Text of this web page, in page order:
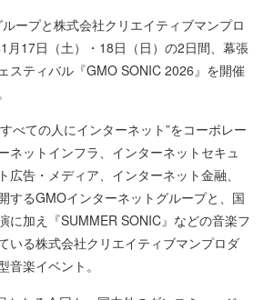
ープと株式会社クリエイティブマンプロ
月17日（土）・18日（日）の2日間、幕張
スティバル『GMO SONIC 2026』を開催
べての人にインターネット”をコーポレー
ネットインフラ、インターネットセキュ
広告・メディア、インターネット金融、
するGMOインターネットグループと、国
に加え『SUMMER SONIC』などの音楽フ
いる株式会社クリエイティブマンプロダ
音楽イベント。